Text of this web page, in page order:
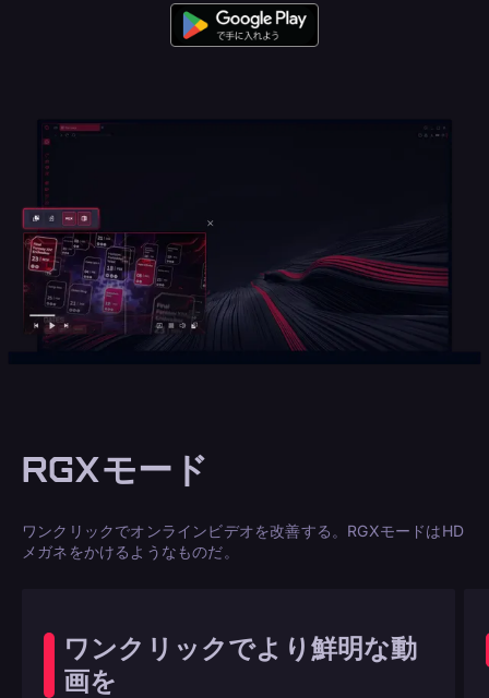
RGXモード
ワンクリックでオンラインビデオを改善する。RGXモードはHD
メガネをかけるようなものだ。
ワンクリックでより鮮明な動
画を